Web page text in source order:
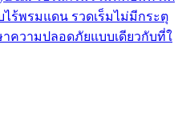
ร้พรมแดน รวดเร็มไม่มีกระตุ
ความปลอดภัยแบบเดียวกับที่ใ